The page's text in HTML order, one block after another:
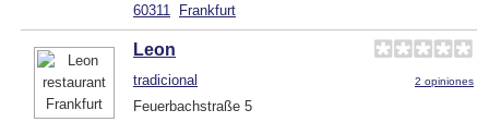
60311
Frankfurt
Leon
tradicional 2 opiniones
Feuerbachstraße 5